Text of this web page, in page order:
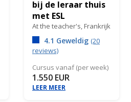
bij de leraar thuis
met ESL
At the teacher's, Frankrijk
4.1 Geweldig (20
reviews)
Cursus vanaf (per week)
1.550 EUR
LEER MEER